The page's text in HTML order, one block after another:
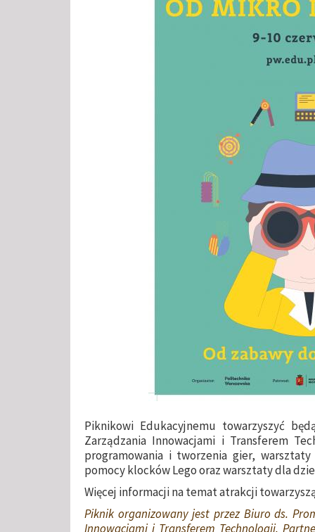
Piknikowi Edukacyjnemu towarzyszyć
Zarządzania Innowacjami i Transferem
programowania i tworzenia gier,
pomocy klocków Lego oraz warsztaty dla
Więcej informacji na temat atrakcji
Piknik organizowany jest przez Biuro ds.
Innowacjami i Transferem Technologii.